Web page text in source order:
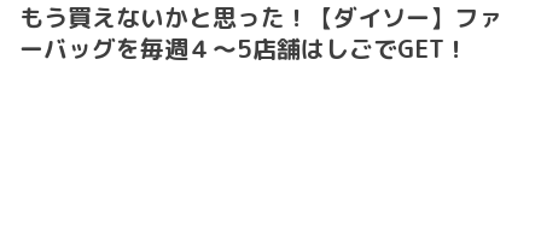
もう買えないかと思った！【ダイソー】ファ
ーバッグを毎週４～5店舗はしごでGET！